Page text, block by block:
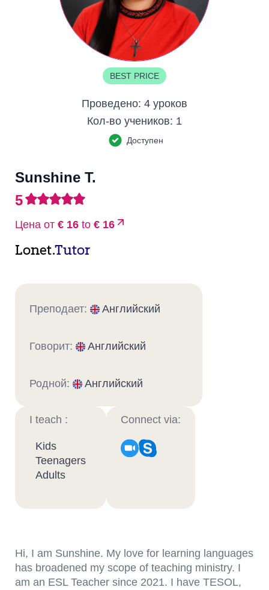
BEST PRICE
Проведено: 4 уроков
Кол-во учеников: 1
Доступен
Sunshine T.
5
Цена от € 16 to € 16
Lonet.Tutor
Преподает: Английский
Говорит: Английский
Родной: Английский
I teach :
Kids
Teenagers
Adults
Connect via:
Hi, I am Sunshine. My love for learning languages
has broadened my scope of teaching ministry. I
am an ESL Teacher since 2021. I have TESOL,